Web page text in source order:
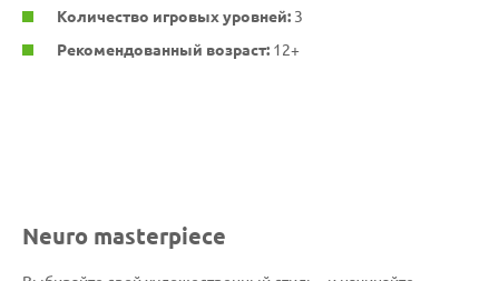
Количество игровых уровней: 3
Рекомендованный возраст: 12+
Neuro masterpiece